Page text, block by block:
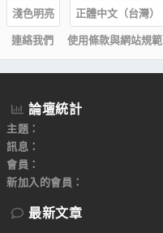
淺色明亮
正體中文（台灣）
連絡我們
使用條款與網站規範
論壇統計
主題
訊息
會員
新加入的會員
最新文章